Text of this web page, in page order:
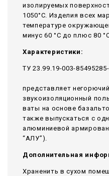
изолируемых
1050°С. Изделия всех
температуре
минус 60 °С до плюс 80
Характеристики:
ТУ 23.99.19-003-
представляет
звукоизоляционный
ваты на основе
также выпускаться с
алюминиевой
“АЛУ”).
Дополнительная
Храненить в сухом